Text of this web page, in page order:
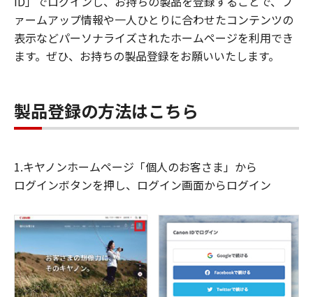
ァームアップ情報や一人ひとりに合わせたコンテンツの
表示などパーソナライズされたホームページを利用でき
ます。ぜひ、お持ちの製品登録をお願いいたします。
製品登録の方法はこちら
1.キヤノンホームページ「個人のお客さま」から
ログインボタンを押し、ログイン画面からログイン